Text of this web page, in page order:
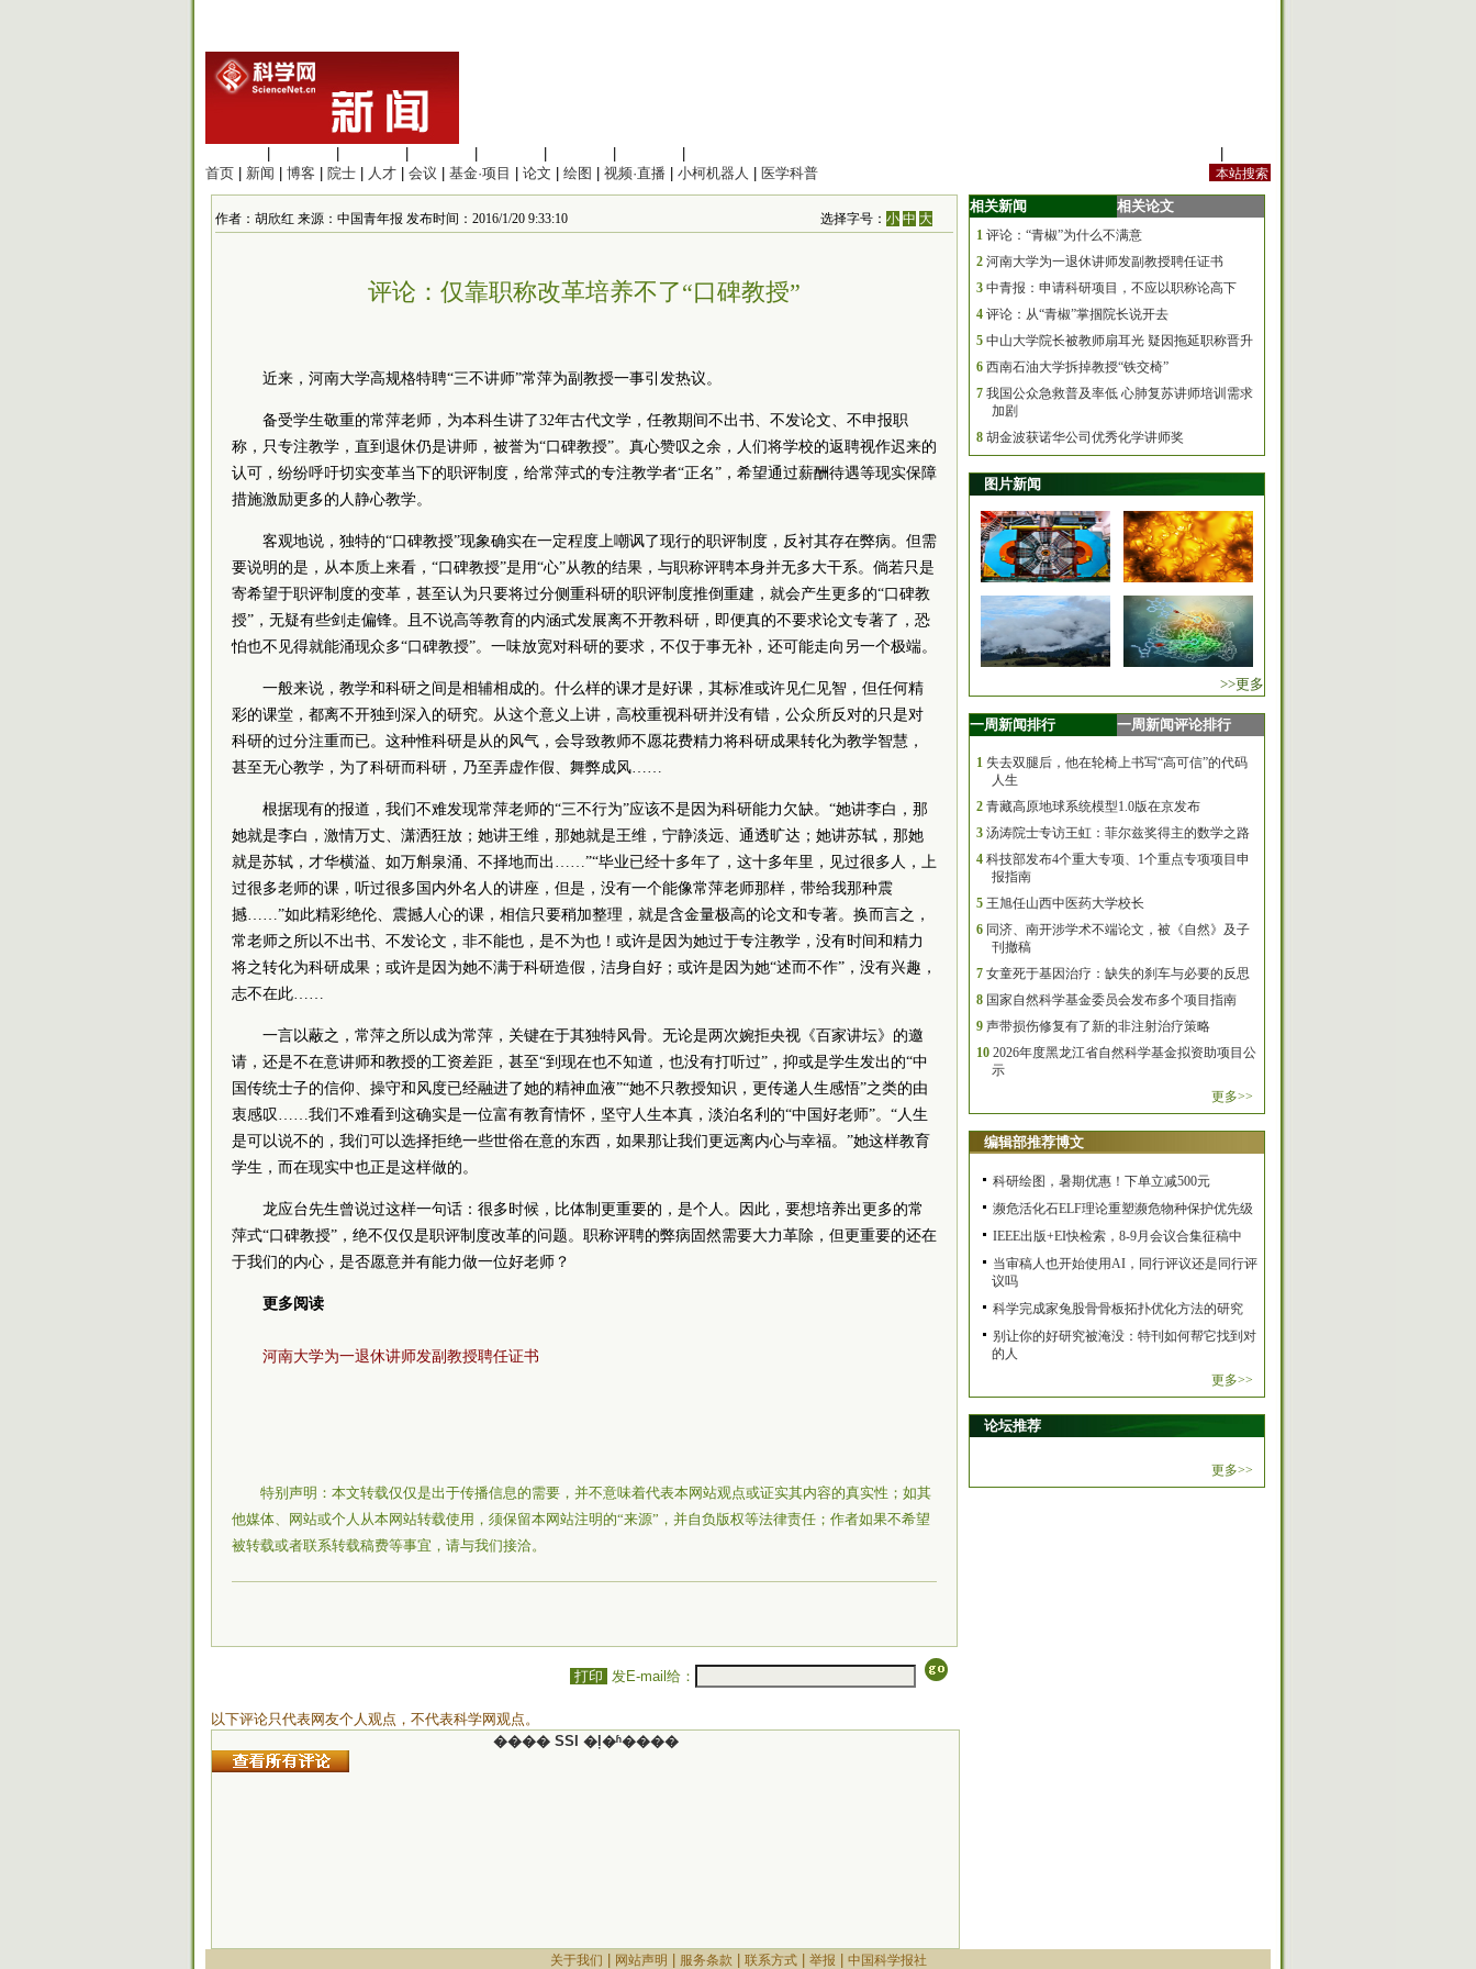
首页
新闻 博客 院士 人才 会议 基金·项目 论文 绘图 视频·直播 小柯机器人 医学科普
作者：胡欣红 来源：中国青年报 发布时间：2016/1/20 9:33:10 选择字号：小 中 大
评论：仅靠职称改革培养不了“口碑教授”
近来，河南大学高规格特聘“三不讲师”常萍为副教授一事引发热议。
备受学生敬重的常萍老师，为本科生讲了32年古代文学，任教期间不出书、不发论文、不申报职
称，只专注教学，直到退休仍是讲师，被誉为“口碑教授”。真心赞叹之余，人们将学校的返聘视作迟来的
认可，纷纷呼吁切实变革当下的职评制度，给常萍式的专注教学者“正名”，希望通过薪酬待遇等现实保障
措施激励更多的人静心教学。
客观地说，独特的“口碑教授”现象确实在一定程度上嘲讽了现行的职评制度，反衬其存在弊病。但需
要说明的是，从本质上来看，“口碑教授”是用“心”从教的结果，与职称评聘本身并无多大干系。倘若只是
寄希望于职评制度的变革，甚至认为只要将过分侧重科研的职评制度推倒重建，就会产生更多的“口碑教
授”，无疑有些剑走偏锋。且不说高等教育的内涵式发展离不开教科研，即便真的不要求论文专著了，恐
怕也不见得就能涌现众多“口碑教授”。一味放宽对科研的要求，不仅于事无补，还可能走向另一个极端。
一般来说，教学和科研之间是相辅相成的。什么样的课才是好课，其标准或许见仁见智，但任何精
彩的课堂，都离不开独到深入的研究。从这个意义上讲，高校重视科研并没有错，公众所反对的只是对
科研的过分注重而已。这种惟科研是从的风气，会导致教师不愿花费精力将科研成果转化为教学智慧，
甚至无心教学，为了科研而科研，乃至弄虚作假、舞弊成风……
根据现有的报道，我们不难发现常萍老师的“三不行为”应该不是因为科研能力欠缺。“她讲李白，那
她就是李白，激情万丈、潇洒狂放；她讲王维，那她就是王维，宁静淡远、通透旷达；她讲苏轼，那她
就是苏轼，才华横溢、如万斛泉涌、不择地而出……”“毕业已经十多年了，这十多年里，见过很多人，上
过很多老师的课，听过很多国内外名人的讲座，但是，没有一个能像常萍老师那样，带给我那种震
撼……”如此精彩绝伦、震撼人心的课，相信只要稍加整理，就是含金量极高的论文和专著。换而言之，
常老师之所以不出书、不发论文，非不能也，是不为也！或许是因为她过于专注教学，没有时间和精力
将之转化为科研成果；或许是因为她不满于科研造假，洁身自好；或许是因为她“述而不作”，没有兴趣，
志不在此……
一言以蔽之，常萍之所以成为常萍，关键在于其独特风骨。无论是两次婉拒央视《百家讲坛》的邀
请，还是不在意讲师和教授的工资差距，甚至“到现在也不知道，也没有打听过”，抑或是学生发出的“中
国传统士子的信仰、操守和风度已经融进了她的精神血液”“她不只教授知识，更传递人生感悟”之类的由
衷感叹……我们不难看到这确实是一位富有教育情怀，坚守人生本真，淡泊名利的“中国好老师”。“人生
是可以说不的，我们可以选择拒绝一些世俗在意的东西，如果那让我们更远离内心与幸福。”她这样教育
学生，而在现实中也正是这样做的。
龙应台先生曾说过这样一句话：很多时候，比体制更重要的，是个人。因此，要想培养出更多的常
萍式“口碑教授”，绝不仅仅是职评制度改革的问题。职称评聘的弊病固然需要大力革除，但更重要的还在
于我们的内心，是否愿意并有能力做一位好老师？
更多阅读
河南大学为一退休讲师发副教授聘任证书
特别声明：本文转载仅仅是出于传播信息的需要，并不意味着代表本网站观点或证实其内容的真实性；如其
他媒体、网站或个人从本网站转载使用，须保留本网站注明的“来源”，并自负版权等法律责任；作者如果不希望
被转载或者联系转载稿费等事宜，请与我们接洽。
打印 发E-mail给：
以下评论只代表网友个人观点，不代表科学网观点。
���� SSI �ļ�ʱ����
相关新闻 相关论文
1 评论：“青椒”为什么不满意
2 河南大学为一退休讲师发副教授聘任证书
3 中青报：申请科研项目，不应以职称论高下
4 评论：从“青椒”掌掴院长说开去
5 中山大学院长被教师扇耳光 疑因拖延职称晋升
6 西南石油大学拆掉教授“铁交椅”
7 我国公众急救普及率低 心肺复苏讲师培训需求
加剧
8 胡金波获诺华公司优秀化学讲师奖
图片新闻
>>更多
一周新闻排行 一周新闻评论排行
1 失去双腿后，他在轮椅上书写“高可信”的代码
人生
2 青藏高原地球系统模型1.0版在京发布
3 汤涛院士专访王虹：菲尔兹奖得主的数学之路
4 科技部发布4个重大专项、1个重点专项项目申
报指南
5 王旭任山西中医药大学校长
6 同济、南开涉学术不端论文，被《自然》及子
刊撤稿
7 女童死于基因治疗：缺失的刹车与必要的反思
8 国家自然科学基金委员会发布多个项目指南
9 声带损伤修复有了新的非注射治疗策略
10 2026年度黑龙江省自然科学基金拟资助项目公
示
更多>>
编辑部推荐博文
科研绘图，暑期优惠！下单立减500元
濒危活化石ELF理论重塑濒危物种保护优先级
IEEE出版+EI快检索，8-9月会议合集征稿中
当审稿人也开始使用AI，同行评议还是同行评
议吗
科学完成家兔股骨骨板拓扑优化方法的研究
别让你的好研究被淹没：特刊如何帮它找到对
的人
更多>>
论坛推荐
更多>>
关于我们 网站声明 服务条款 联系方式| 举报 中国科学报社